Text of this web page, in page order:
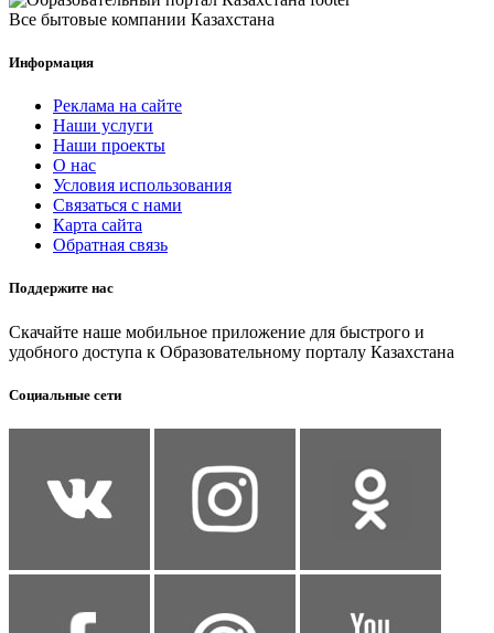
Все бытовые компании Казахстана
Информация
Реклама на сайте
Наши услуги
Наши проекты
О нас
Условия использования
Связаться с нами
Карта сайта
Обратная связь
Поддержите нас
Скачайте наше мобильное приложение для быстрого и
удобного доступа к Образовательному порталу Казахстана
Социальные сети